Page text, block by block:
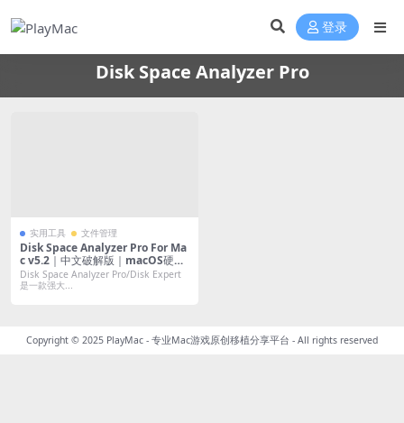
登录
Disk Space Analyzer Pro
实用工具 文件管理
Disk Space Analyzer Pro For Ma
c v5.2｜中文破解版｜macOS硬盘
空间清理工具
Disk Space Analyzer Pro/Disk Expert
是一款强大...
Copyright © 2025 PlayMac - 专业Mac游戏原创移植分享平台 - All rights reserved